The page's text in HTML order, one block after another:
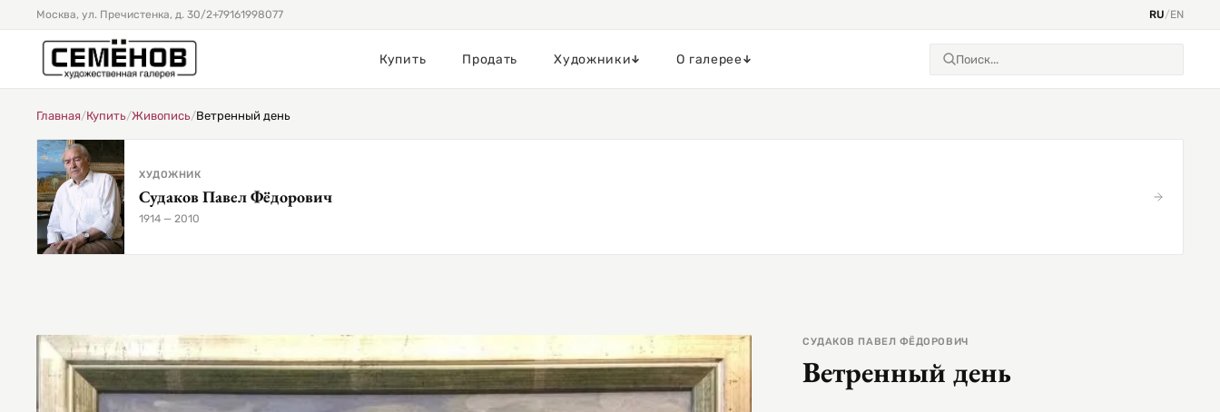
Москва, ул. Пречистенка, д. 30/2+79161998077 RU/EN
Купить Продать Художники О галерее
Главная/Купить/Живопись/Ветренный день
ХУДОЖНИК
Судаков Павел Фёдорович
1914 — 2010
СУДАКОВ ПАВЕЛ ФЁДОРОВИЧ
Ветренный день